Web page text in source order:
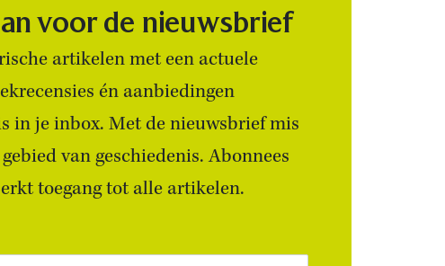
voor de nieuwsbrief
artikelen met een actuele
én aanbiedingen
in je inbox. Met de nieuwsbrief mis
van geschiedenis. Abonnees
toegang tot alle artikelen.